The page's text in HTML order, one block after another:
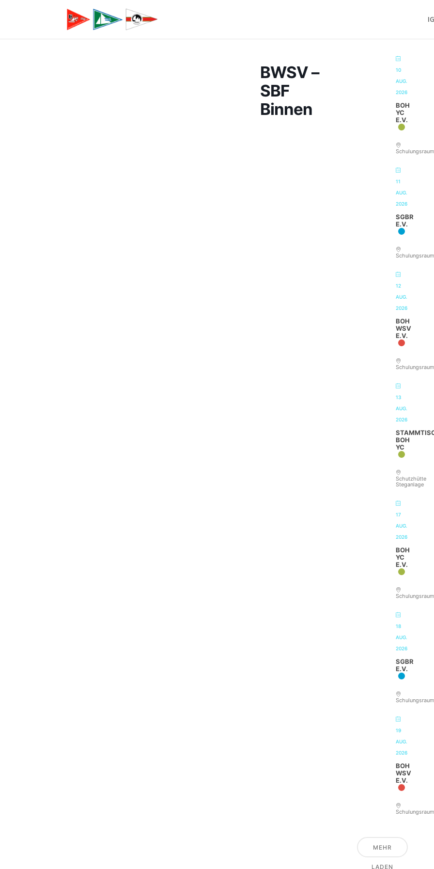
BWSV –
SBF
Binnen
10
AUG.
2026
BOH
YC
E.V.
Schulungsraum
11
AUG.
2026
SGBR
E.V.
Schulungsraum
12
AUG.
2026
BOH
WSV
E.V.
Schulungsraum
13
AUG.
2026
BOH
YC
Schutzhütte
Steganlage
17
AUG.
2026
BOH
YC
E.V.
Schulungsraum
18
AUG.
2026
SGBR
E.V.
Schulungsraum
19
AUG.
2026
BOH
WSV
E.V.
Schulungsraum
MEHR
LADEN